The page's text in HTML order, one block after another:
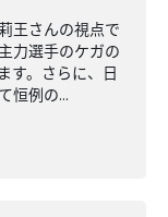
王さんの視点で
力選手のケガの
す。さらに、日
恒例の...